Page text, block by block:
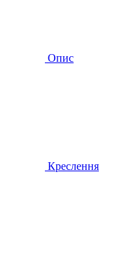
Опис
Креслення